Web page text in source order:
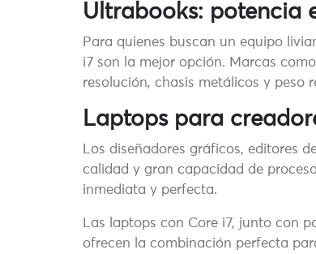
Ultrabooks: potencia
Para quienes buscan un equipo
i7 son la mejor opción. Marcas
resolución, chasis metálicos y peso
Laptops para
Los diseñadores gráficos, editores
calidad y gran capacidad de
inmediata y perfecta.
Las laptops con Core i7, junto con
ofrecen la combinación perfecta